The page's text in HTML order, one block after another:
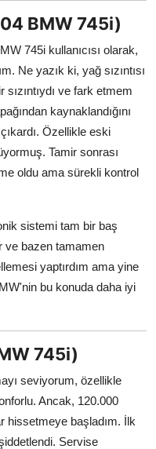
BMW 745i)
745i kullanıcısı olarak,
Ne yazık ki, yağ sızıntısı
ve fark etmem
kaynaklandığını
Özellikle eski
Tamir sonrası
oldu ama sürekli kontrol
sistemi tam bir baş
ve bazen tamamen
yaptırdım ama yine
bu konuda daha iyi
745i)
seviyorum, özellikle
Ancak, 120.000
hissetmeye başladım. İlk
Servise